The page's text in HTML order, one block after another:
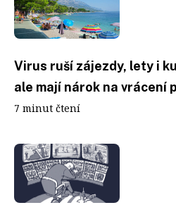
Virus ruší zájezdy, lety i
ale mají nárok na vrácení
7 minut čtení